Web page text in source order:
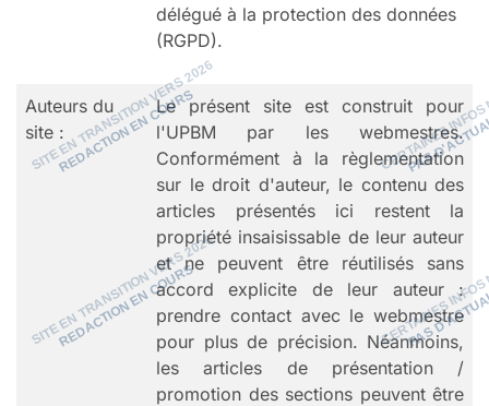
délégué à la protection des données
(RGPD).
Auteurs du
site :
Le présent site est construit pour
l'UPBM par les webmestres.
Conformément à la règlementation
sur le droit d'auteur, le contenu des
articles présentés ici restent la
propriété insaisissable de leur auteur
et ne peuvent être réutilisés sans
accord explicite de leur auteur :
prendre contact avec le webmestre
pour plus de précision. Néanmoins,
les articles de présentation /
promotion des sections peuvent être